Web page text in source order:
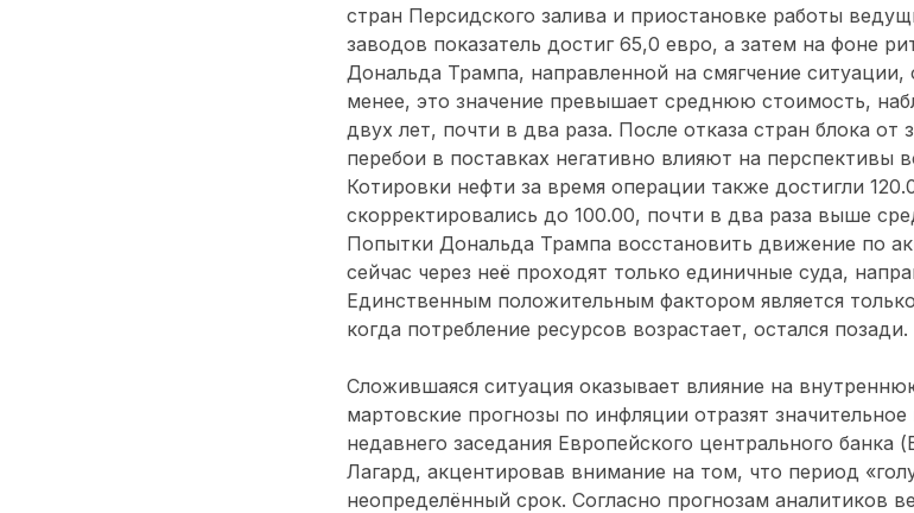
стран Персидского залива и приостановке работы
заводов показатель достиг 65,0 евро, а затем на фоне
Дональда Трампа, направленной на смягчение
менее, это значение превышает среднюю стоимость,
двух лет, почти в два раза. После отказа стран блока от
перебои в поставках негативно влияют на перспективы
Котировки нефти за время операции также достигли
скорректировались до 100.00, почти в два раза выше
Попытки Дональда Трампа восстановить движение по
сейчас через неё проходят только единичные суда,
Единственным положительным фактором является
когда потребление ресурсов возрастает, остался позади.
Сложившаяся ситуация оказывает влияние на
мартовские прогнозы по инфляции отразят
недавнего заседания Европейского центрального банка
Лагард, акцентировав внимание на том, что период
неопределённый срок. Согласно прогнозам аналитиков